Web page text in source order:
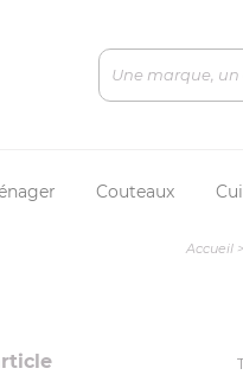
Couteaux
Accueil>